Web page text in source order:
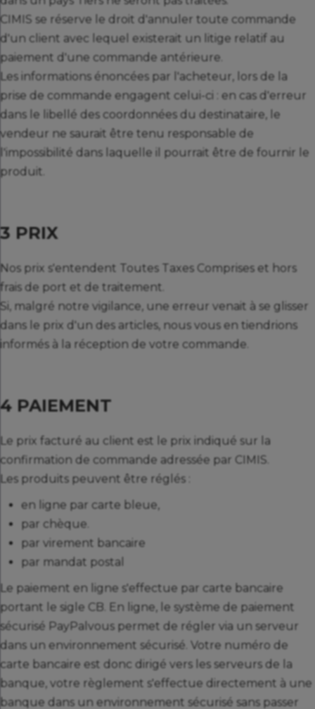
CIMIS se réserve le droit d'annuler toute commande
d'un client avec lequel existerait un litige relatif au
paiement d'une commande antérieure.
Les informations énoncées par l'acheteur, lors de la
prise de commande engagent celui-ci : en cas d'erreur
dans le libellé des coordonnées du destinataire, le
vendeur ne saurait être tenu responsable de
l'impossibilité dans laquelle il pourrait être de fournir le
produit.
3 PRIX
Nos prix s'entendent Toutes Taxes Comprises et hors
frais de port et de traitement.
Si, malgré notre vigilance, une erreur venait à se glisser
dans le prix d'un des articles, nous vous en tiendrions
informés à la réception de votre commande.
4 PAIEMENT
Le prix facturé au client est le prix indiqué sur la
confirmation de commande adressée par CIMIS.
Les produits peuvent être réglés :
en ligne par carte bleue,
par chèque.
par virement bancaire
par mandat postal
Le paiement en ligne s'effectue par carte bancaire
portant le sigle CB. En ligne, le système de paiement
sécurisé PayPalvous permet de régler via un serveur
dans un environnement sécurisé. Votre numéro de
carte bancaire est donc dirigé vers les serveurs de la
banque, votre règlement s'effectue directement à une
banque dans un environnement sécurisé sans passer